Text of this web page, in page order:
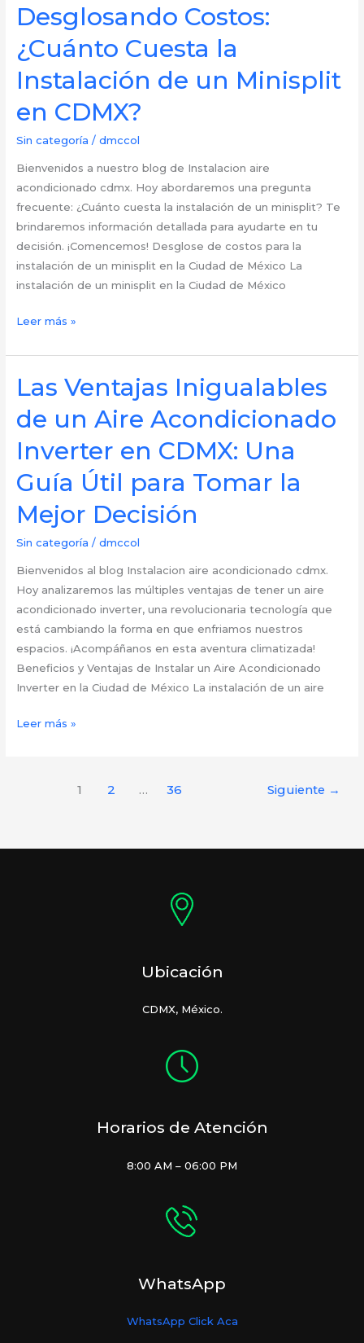
Energético:
¿Cuánto
Consume
Aire
Acondicionado
1
Tonelada
en
la
CDMX?
Desglosando Costos:
¿Cuánto Cuesta la
Instalación de un Minisplit
en CDMX?
Sin categoría /dmccol
Bienvenidos a nuestro blog de Instalacion aire
acondicionado cdmx. Hoy abordaremos una pregunta
frecuente: ¿Cuánto cuesta la instalación de un minisplit? Te
brindaremos información detallada para ayudarte en tu
decisión. ¡Comencemos! Desglose de costos para la
instalación de un minisplit en la Ciudad de México La
instalación de un minisplit en la Ciudad de México
Desglosando
¿Cuánto
Cuesta
la
Instalación
un
Minisplit
CDMX?
Leer más »
Las Ventajas Inigualables
de un Aire Acondicionado
Inverter en CDMX: Una
Guía Útil para Tomar la
Mejor Decisión
Sin categoría /dmccol
Bienvenidos al blog Instalacion aire acondicionado cdmx.
Hoy analizaremos las múltiples ventajas de tener un aire
acondicionado inverter, una revolucionaria tecnología que
está cambiando la forma en que enfriamos nuestros
espacios. ¡Acompáñanos en esta aventura climatizada!
Beneficios y Ventajas de Instalar un Aire Acondicionado
Inverter en la Ciudad de México La instalación de un aire
Las
Leer más »
1 2 … 36 Siguiente →
Ubicación
CDMX, México.
Horarios de Atención
8:00 AM – 06:00 PM
WhatsApp
WhatsApp Click Aca